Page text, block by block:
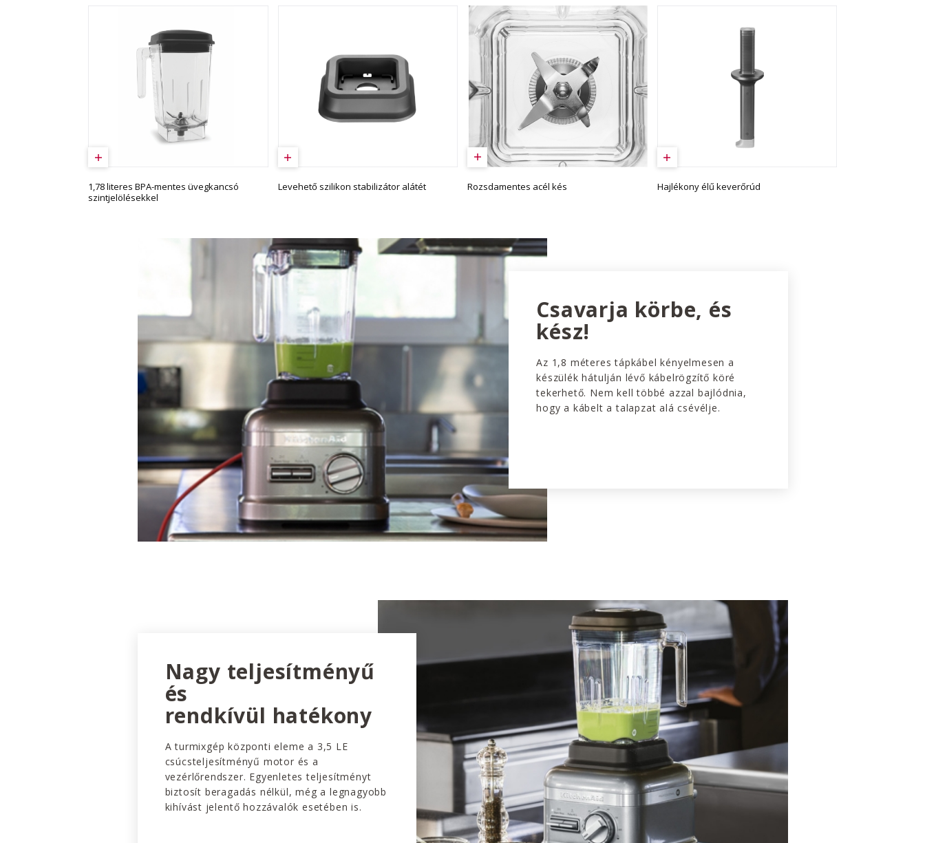
1,78 literes BPA-mentes üvegkancsó
szintjelölésekkel
Levehető szilikon stabilizátor alátét Rozsdamentes acél kés Hajlékony élű keverőrúd
Csavarja körbe, és
kész!
Az 1,8 méteres tápkábel kényelmesen a
készülék hátulján lévő kábelrögzítő köré
tekerhető. Nem kell többé azzal bajlódnia,
hogy a kábelt a talapzat alá csévélje.
Nagy teljesítményű
és
rendkívül hatékony
A turmixgép központi eleme a 3,5 LE
csúcsteljesítményű motor és a
vezérlőrendszer. Egyenletes teljesítményt
biztosít beragadás nélkül, még a legnagyobb
kihívást jelentő hozzávalók esetében is.